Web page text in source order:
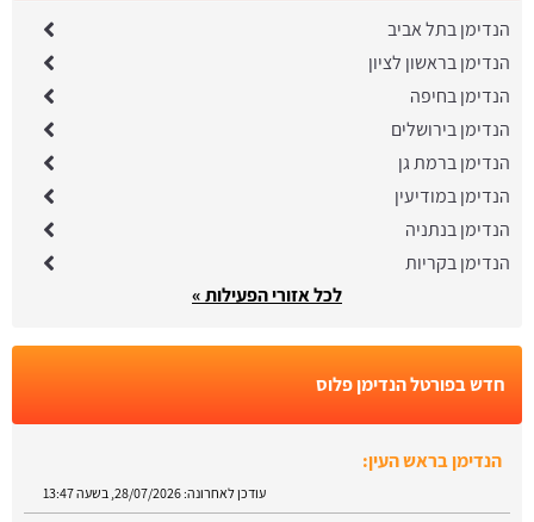
הנדימן בתל אביב
הנדימן בראשון לציון
הנדימן בחיפה
הנדימן בירושלים
הנדימן ברמת גן
הנדימן במודיעין
הנדימן בנתניה
הנדימן בקריות
לכל אזורי הפעילות »
חדש בפורטל הנדימן פלוס
הנדימן בראש העין:
עודכן לאחרונה: 28/07/2026, בשעה 13:47